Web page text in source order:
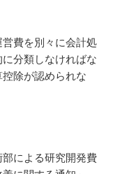
費を別々に会計処
分類しなければな
除が認められな
部による研究開発費